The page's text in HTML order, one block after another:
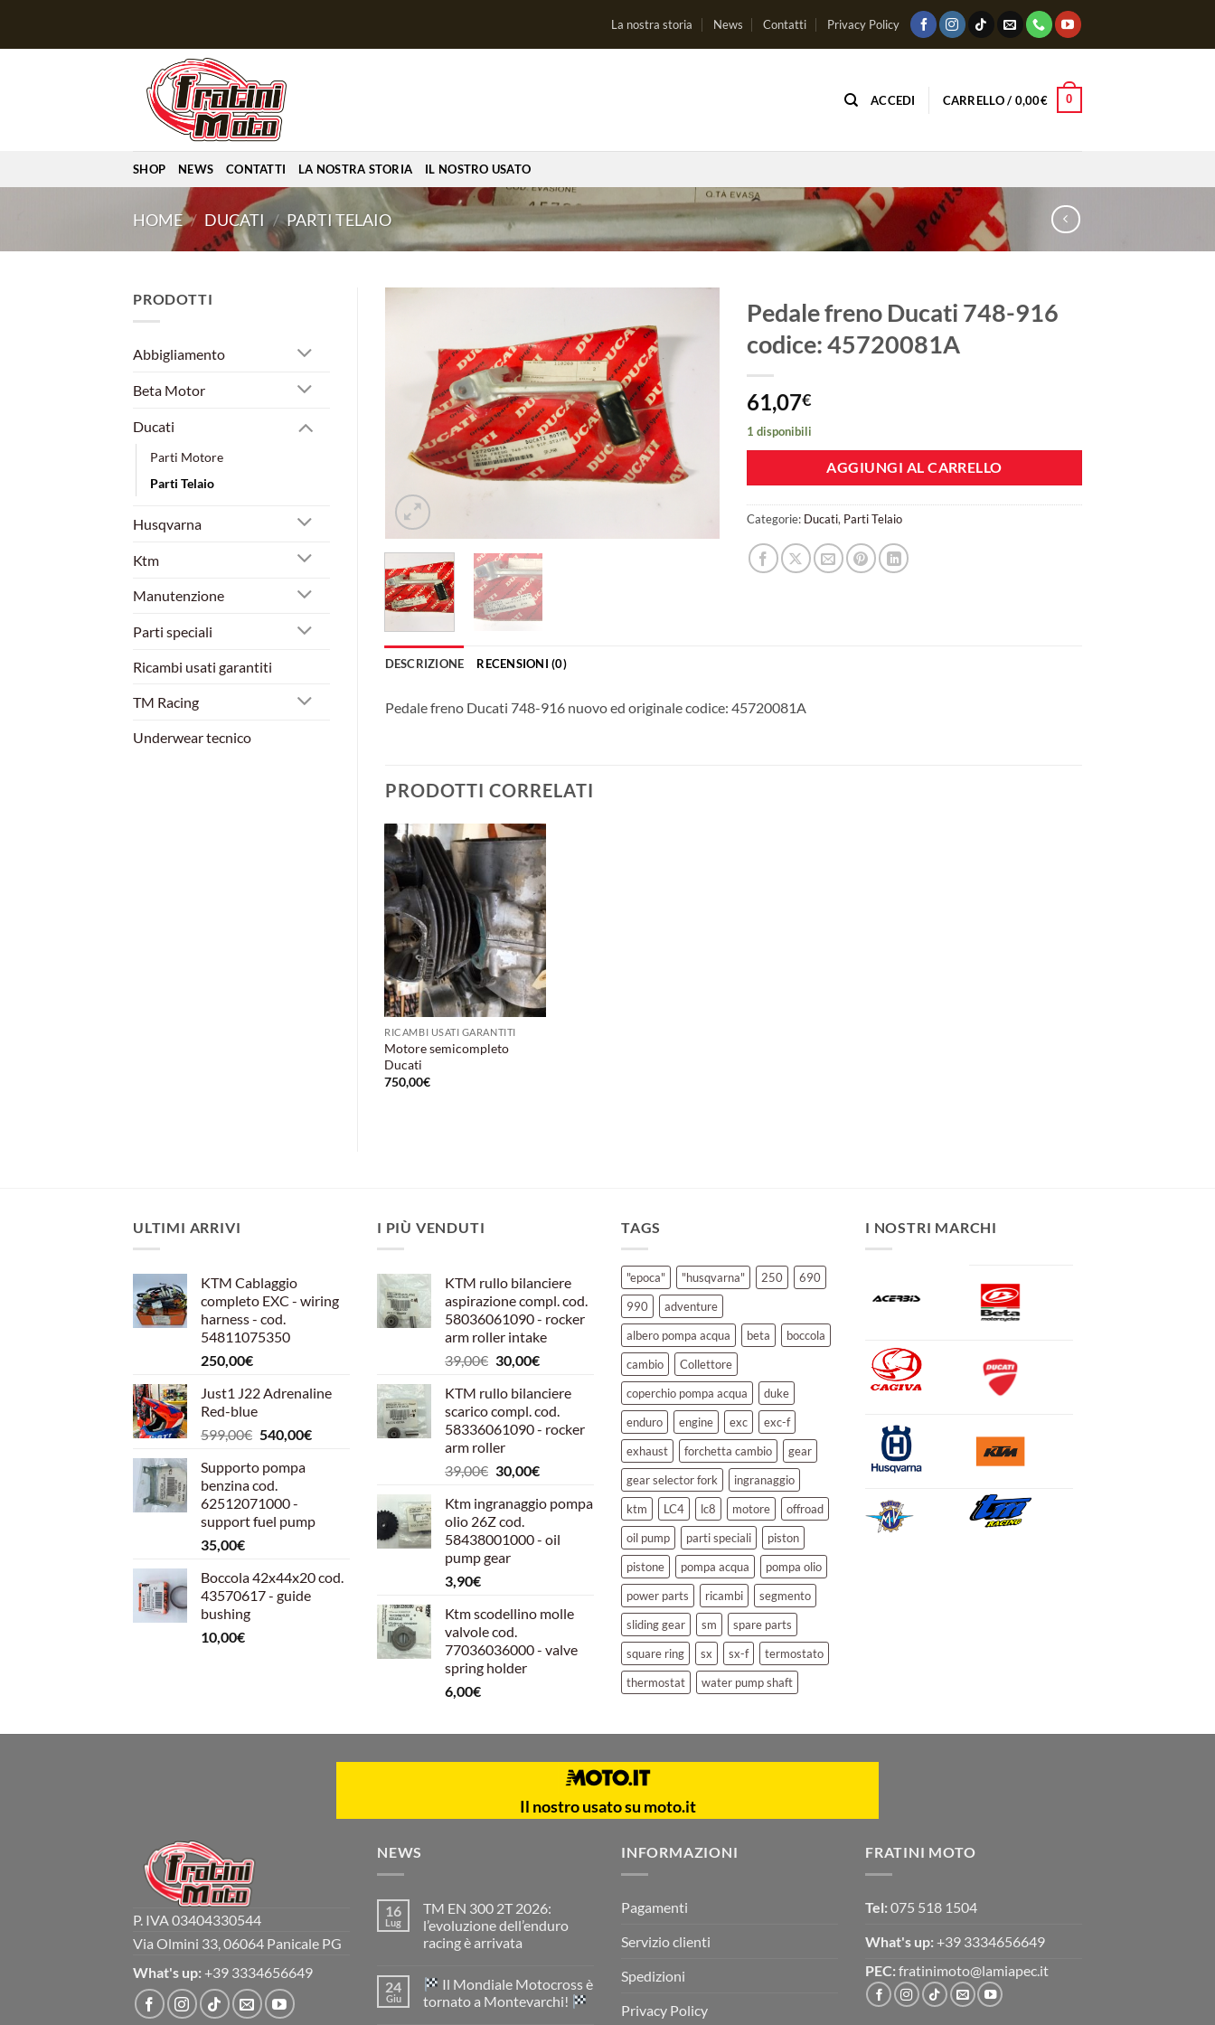
La nostra storia News Contatti Privacy Policy
ACCEDI CARRELLO / 0,00€ 0
SHOP NEWS CONTATTI LA NOSTRA STORIA IL NOSTRO USATO
HOME / DUCATI / PARTI TELAIO
PRODOTTI
Abbigliamento
Beta Motor
Ducati
Parti Motore
Parti Telaio
Husqvarna
Ktm
Manutenzione
Parti speciali
Ricambi usati garantiti
TM Racing
Underwear tecnico
Aggiungi
alla lista
desideri
Pedale freno Ducati 748-916
codice: 45720081A
61,07€
1 disponibili
AGGIUNGI AL CARRELLO
Categorie: Ducati, Parti Telaio
DESCRIZIONE RECENSIONI (0)
Pedale freno Ducati 748-916 nuovo ed originale codice: 45720081A
PRODOTTI CORRELATI
Aggiungi
alla lista
dei
desideri
RICAMBI USATI GARANTITI
Motore semicompleto
Ducati
750,00€
ULTIMI ARRIVI
KTM Cablaggio
completo EXC - wiring
harness - cod.
54811075350
250,00€
Just1 J22 Adrenaline
Red-blue
599,00€ Il
originale
era:
599,00€.
540,00€Il
Supporto pompa
benzina cod.
62512071000 -
support fuel pump
35,00€
Boccola 42x44x20 cod.
43570617 - guide
bushing
10,00€
I PIÙ VENDUTI
KTM rullo bilanciere
aspirazione compl. cod.
58036061090 - rocker
arm roller intake
39,00€ Il
originale
era:
39,00€.
30,00€Il
attuale
è:
30,00€.
KTM rullo bilanciere
scarico compl. cod.
58336061090 - rocker
arm roller
39,00€ Il
originale
era:
39,00€.
30,00€Il
attuale
30,00€.
Ktm ingranaggio pompa
olio 26Z cod.
58438001000 - oil
pump gear
3,90€
Ktm scodellino molle
valvole cod.
77036036000 - valve
spring holder
6,00€
TAGS
"epoca" "husqvarna" 250
690
990
adventure
albero pompa acqua
beta
boccola
cambio
Collettore
coperchio pompa acqua
duke
enduro
engine exc
exc-f
exhaust
forchetta cambio
gear
gear selector fork
ingranaggio
ktm
LC4 lc8 motore
offroad
oil pump
parti speciali
piston
pistone
pompa acqua
pompa olio
power parts
ricambi
segmento
sliding gear
sm
spare parts
square ring
sx sx-f
termostato
thermostat
water pump shaft
I NOSTRI MARCHI
Il nostro usato su moto.it
P. IVA 03404330544
Via Olmini 33, 06064 Panicale PG
What's up: +39 3334656649
NEWS
16
Lug
TM EN 300 2T 2026:
l’evoluzione dell’enduro
racing è arrivata
su
TM
EN
24
Giu
Il Mondiale Motocross è
tornato a Montevarchi!
INFORMAZIONI
Pagamenti
Servizio clienti
Spedizioni
Privacy Policy
FRATINI MOTO
Tel: 075 518 1504
What's up: +39 3334656649
PEC: fratinimoto@lamiapec.it